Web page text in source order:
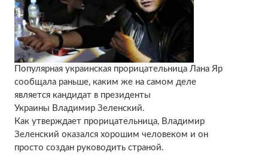
Популярная украинская прорицательница Лана Яр
сообщала раньше, каким же на самом деле
является кандидат в президенты
Украины Владимир Зеленский.
Как утверждает прорицательница, Владимир
Зеленский оказался хорошим человеком и он
просто создан руководить страной.